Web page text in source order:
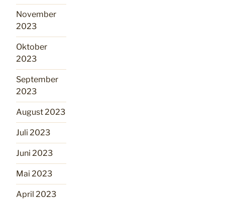
November
2023
Oktober
2023
September
2023
August 2023
Juli 2023
Juni 2023
Mai 2023
April 2023